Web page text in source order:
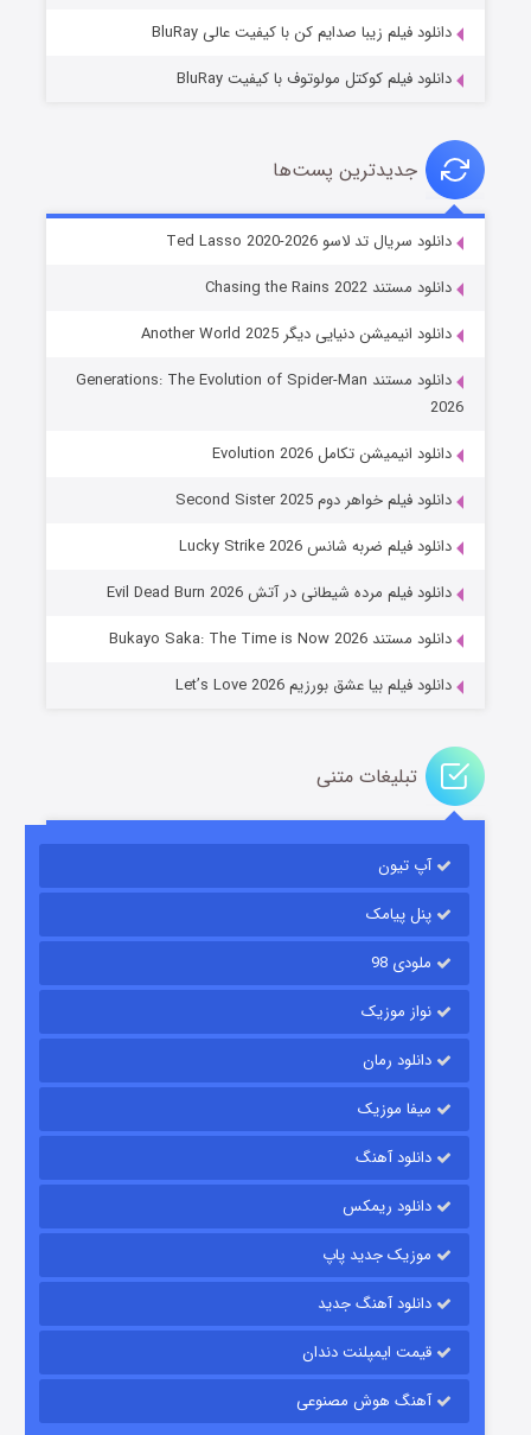
خاندان اژدها فصل ۳
جادوگری در مغولستان
باب اسفنجی فصل ۱۷
قسمت۶ (زیرنویس) منتشر شد
قسمت۱۵ (دوبله) منتشر شد
دانلود فیلم زیبا صدایم کن با کیفیت عالی BluRay
دانلود فیلم کوکتل مولوتوف با کیفیت BluRay
جدیدترین پست‌ها
دانلود سریال تد لاسو Ted Lasso 2020-2026
دانلود مستند Chasing the Rains 2022
دانلود انیمیشن دنیایی دیگر Another World 2025
دانلود مستند Generations: The Evolution of Spider-Man
2026
دانلود انیمیشن تکامل Evolution 2026
دانلود فیلم خواهر دوم Second Sister 2025
دانلود فیلم ضربه شانس Lucky Strike 2026
دانلود فیلم مرده شیطانی در آتش Evil Dead Burn 2026
دانلود مستند Bukayo Saka: The Time is Now 2026
دانلود فیلم بیا عشق بورزیم Let’s Love 2026
تبلیغات متنی
آپ تیون
پنل پیامک
ملودی 98
نواز موزیک
دانلود رمان
میفا موزیک
دانلود آهنگ
دانلود ریمکس
موزیک جدید پاپ
دانلود آهنگ جدید
قیمت ایمپلنت دندان
آهنگ هوش مصنوعی